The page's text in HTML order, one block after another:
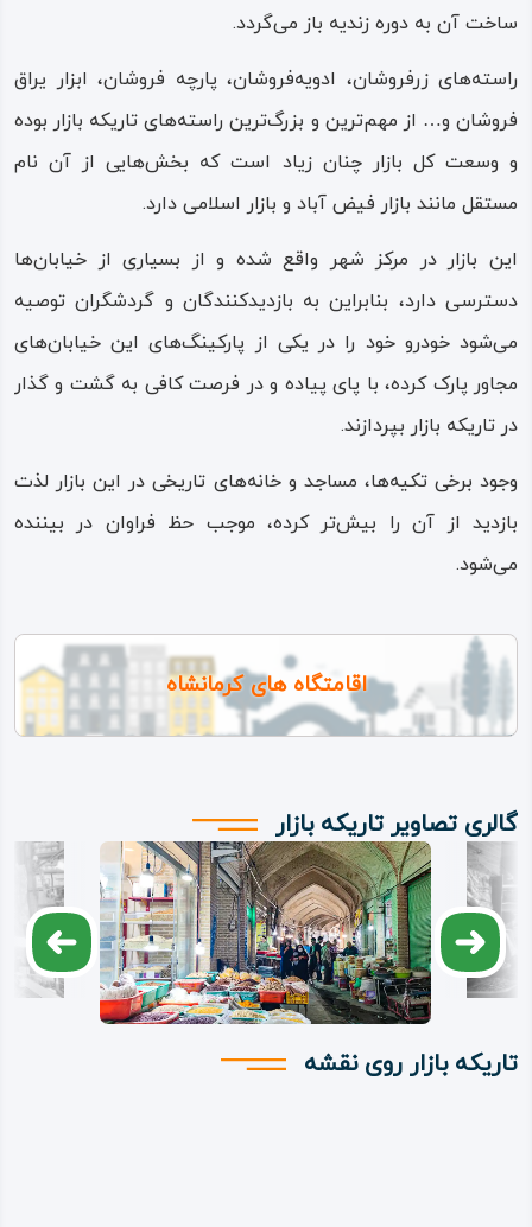
راسته‌ها، تیمچه‌ها،
سقف پوشیده تشکیل
شده، معماری بسیار زیبایی
دارند؛ سقف بازارها ‌نسبت
به سقف‌های متعارف
بلندتر و معماری آن‌ها
گنبدی‌ شکل است.
در پایه‌ گنبدهای سقف‌ها،
دریچه‌هایی تعبیه
گشته‌اند که جدا از تهویه
و گردش هوای درون بازار،
روشنایی مورد نیاز بازار را
نیز، با نورهای اریب و
حرکت و زنده بودن این
نورها، به موازات و در پی
حرکت خورشید، ترکیب
پدید می‌آورد که در طول
روز با رنگ‌ها، عطرها و
طنین جنب‌و جوش
کاسب‌ها و مشتریان بازار
هماهنگ و هم‌نوا می‌شود.
تاریکه بازار
ساخت آن به دوره زندیه باز می‌گردد.
راسته‌های زرفروشان، ادویه‌فروشان، پارچه‌ فروشان، ابزار یراق‌
فروشان و… از مهم‌ترین و بزرگ‌ترین راسته‌های تاریکه‌ بازار بوده
و وسعت کل بازار چنان زیاد است که بخش‌هایی از آن نام
مستقل مانند بازار فیض‌ آباد و بازار اسلامی دارد.
این بازار در مرکز شهر واقع شده و از بسیاری از خیابان‌ها
دسترسی دارد، بنابراین به بازدیدکنندگان و گردشگران توصیه
می‌شود خودرو خود را در یکی از پارکینگ‌های این خیابان‌های
مجاور پارک کرده، با پای پیاده و در فرصت کافی به گشت‌ و گذار
در تاریکه‌ بازار بپردازند.
وجود برخی تکیه‌ها، مساجد و خانه‌های تاریخی در این بازار لذت
بازدید از آن را بیش‌تر کرده، موجب حظ فراوان در بیننده
می‌شود.
اقامتگاه های کرمانشاه
گالری تصاویر تاریکه بازار
تاریکه بازار روی نقشه